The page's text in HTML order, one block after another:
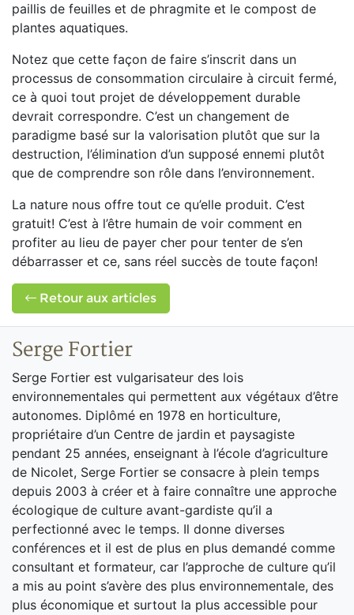
paillis de feuilles et de phragmite et le compost de
plantes aquatiques.
Notez que cette façon de faire s’inscrit dans un
processus de consommation circulaire à circuit fermé,
ce à quoi tout projet de développement durable
devrait correspondre. C’est un changement de
paradigme basé sur la valorisation plutôt que sur la
destruction, l’élimination d’un supposé ennemi plutôt
que de comprendre son rôle dans l’environnement.
La nature nous offre tout ce qu’elle produit. C’est
gratuit! C’est à l’être humain de voir comment en
profiter au lieu de payer cher pour tenter de s’en
débarrasser et ce, sans réel succès de toute façon!
Retour aux articles
Serge Fortier
Serge Fortier est vulgarisateur des lois
environnementales qui permettent aux végétaux d’être
autonomes. Diplômé en 1978 en horticulture,
propriétaire d’un Centre de jardin et paysagiste
pendant 25 années, enseignant à l’école d’agriculture
de Nicolet, Serge Fortier se consacre à plein temps
depuis 2003 à créer et à faire connaître une approche
écologique de culture avant-gardiste qu’il a
perfectionné avec le temps. Il donne diverses
conférences et il est de plus en plus demandé comme
consultant et formateur, car l’approche de culture qu’il
a mis au point s’avère des plus environnementale, des
plus économique et surtout la plus accessible pour